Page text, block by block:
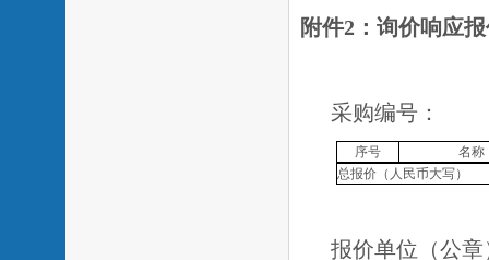
附件2 ： 询价响应
采购编号：
序号
名称
总报价（人民币大写）
报价单位（公章